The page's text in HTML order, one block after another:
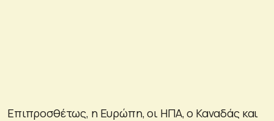
Επιπροσθέτως, η Ευρώπη, οι ΗΠΑ, ο Καναδάς και